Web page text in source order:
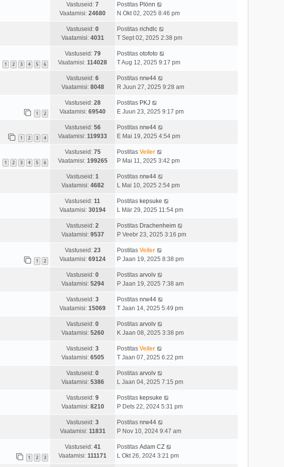
Vastuseid: 7
Vaatamisi: 24680
Postitas Plönn
N Okt 02, 2025 8:46 pm
Vastuseid: 0
Vaatamisi: 4031
Postitas richdlc
T Sept 02, 2025 2:38 pm
1 2 3 4 5 6
Vastuseid: 79
Vaatamisi: 114028
Postitas otofoto
T Aug 12, 2025 9:17 pm
Vastuseid: 6
Vaatamisi: 8048
Postitas nrw44
R Juun 27, 2025 9:28 am
1 2
Vastuseid: 28
Vaatamisi: 69540
Postitas PKJ
E Juun 23, 2025 9:17 pm
1 2 3 4
Vastuseid: 56
Vaatamisi: 119933
Postitas nrw44
E Mai 19, 2025 4:54 pm
1 2 3 4 5 6
Vastuseid: 75
Vaatamisi: 199265
Postitas Veiler
P Mai 11, 2025 3:42 pm
Vastuseid: 1
Vaatamisi: 4682
Postitas nrw44
L Mai 10, 2025 2:54 pm
Vastuseid: 11
Vaatamisi: 30194
Postitas kepsuke
L Mär 29, 2025 11:54 pm
Vastuseid: 2
Vaatamisi: 9537
Postitas Drachenheim
P Veebr 23, 2025 3:16 pm
1 2
Vastuseid: 23
Vaatamisi: 69124
Postitas Veiler
P Jaan 19, 2025 8:38 pm
Vastuseid: 0
Vaatamisi: 5294
Postitas arvolv
P Jaan 19, 2025 7:38 am
Vastuseid: 3
Vaatamisi: 15069
Postitas nrw44
T Jaan 14, 2025 5:49 pm
Vastuseid: 0
Vaatamisi: 5260
Postitas arvolv
K Jaan 08, 2025 3:38 pm
Vastuseid: 3
Vaatamisi: 6505
Postitas Veiler
T Jaan 07, 2025 6:22 pm
Vastuseid: 0
Vaatamisi: 5386
Postitas arvolv
L Jaan 04, 2025 7:15 pm
Vastuseid: 9
Vaatamisi: 8210
Postitas kepsuke
P Dets 22, 2024 5:31 pm
Vastuseid: 3
Vaatamisi: 11831
Postitas nrw44
P Nov 10, 2024 9:47 am
1 2 3
Vastuseid: 41
Vaatamisi: 111171
Postitas Adam CZ
L Okt 26, 2024 3:21 pm